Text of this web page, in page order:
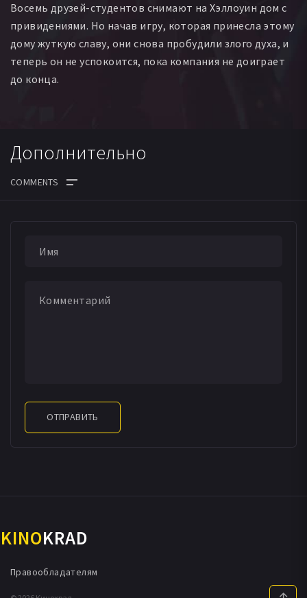
Восемь друзей-студентов снимают на Хэллоуин дом с
привидениями. Но начав игру, которая принесла этому
дому жуткую славу, они снова пробудили злого духа, и
теперь он не успокоится, пока компания не доиграет
до конца.
Дополнительно
ОТПРАВИТЬ
KINOKRAD
Правообладателям